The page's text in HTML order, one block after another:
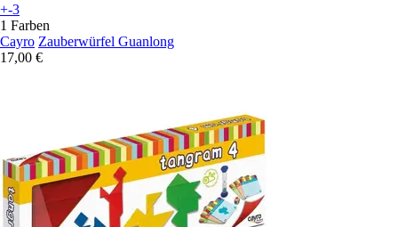
+-3
1 Farben
Cayro Zauberwürfel Guanlong
17,00 €